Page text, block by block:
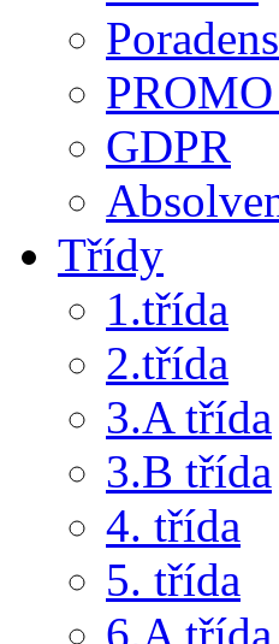
GDPR
Třídy
1.třída
2.třída
3.A třída
3.B třída
4. třída
5. třída